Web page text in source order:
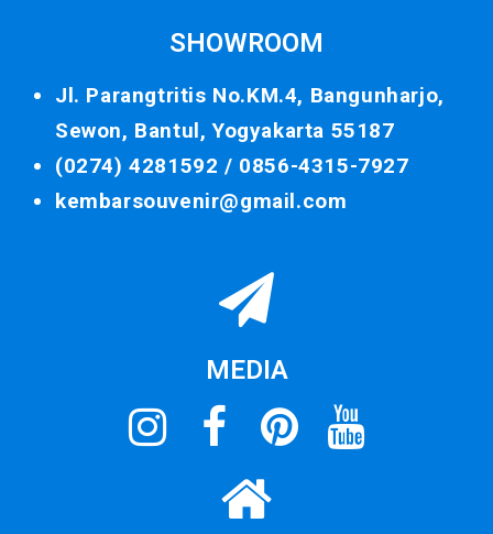
SHOWROOM
Jl. Parangtritis No.KM.4, Bangunharjo,
Sewon, Bantul, Yogyakarta 55187
(0274) 4281592 / 0856-4315-7927
kembarsouvenir@gmail.com
MEDIA